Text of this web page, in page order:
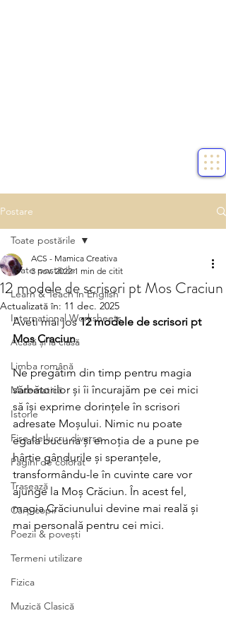
Postare
Toate postările
Learn & Teach in English
International Worksheets
Acasă și la clasă
Limba română
Matematică
Istorie
Fișe de lucru diverse
Pagini de colorat
Trasează
Cărți copii
Poezii & povești
Termeni utilizare
Fizica
Muzică Clasică
Toate postările
12 modele de scrisori pt Mos Craciun
ACS - Mamica Creativa
3 nov. 2022 1 min de citit
Actualizată în: 11 dec. 2025
Aveti mai jos 12 modele de scrisori pt
Mos Craciun.
Ne pregătim din timp pentru magia
sărbătorilor și îi încurajăm pe cei mici
să își exprime dorințele în scrisori
adresate Moșului. Nimic nu poate
egala bucuria și emoția de a pune pe
hârtie gândurile și speranțele,
transformându-le în cuvinte care vor
ajunge la Moș Crăciun. În acest fel,
magia Crăciunului devine mai reală și
mai personală pentru cei mici.